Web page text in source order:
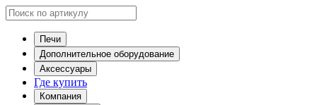
Печи
Дополнительное оборудование
Аксессуары
Где купить
Компания